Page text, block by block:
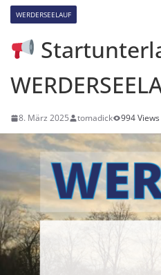
WERDERSEELAUF
8. März 2025 tomadick 994 Views